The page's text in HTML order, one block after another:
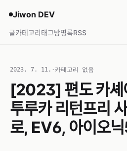
Jiwon DEV
글카테고리태그방명록RSS
2023. 7. 11. · 카테고리 없음
[2023] 편도 카셰
투루카 리턴프리
로, EV6, 아이오